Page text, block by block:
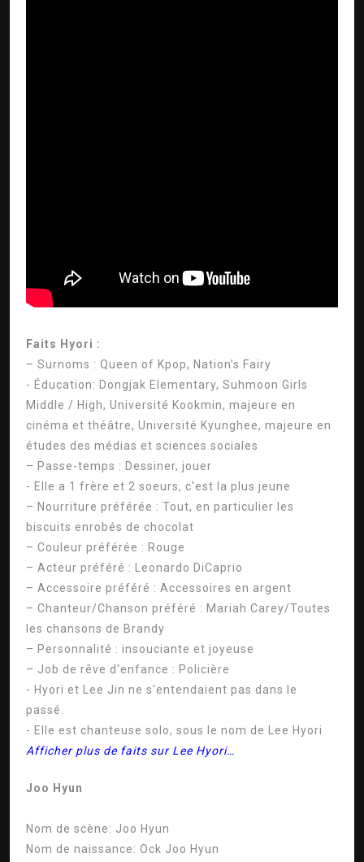
Faits Hyori :
– Surnoms : Queen of Kpop, Nation’s Fairy
- Éducation: Dongjak Elementary, Suhmoon Girls
Middle / High, Université Kookmin, majeure en
cinéma et théâtre, Université Kyunghee, majeure en
études des médias et sciences sociales
– Passe-temps : Dessiner, jouer
- Elle a 1 frère et 2 soeurs, c'est la plus jeune
– Nourriture préférée : Tout, en particulier les
biscuits enrobés de chocolat
– Couleur préférée : Rouge
– Acteur préféré : Leonardo DiCaprio
– Accessoire préféré : Accessoires en argent
– Chanteur/Chanson préféré : Mariah Carey/Toutes
les chansons de Brandy
– Personnalité : insouciante et joyeuse
– Job de rêve d'enfance : Policière
- Hyori et Lee Jin ne s'entendaient pas dans le
passé.
- Elle est chanteuse solo, sous le nom de Lee Hyori
Afficher plus de faits sur Lee Hyori…
Joo Hyun
Nom de scène: Joo Hyun
Nom de naissance: Ock Joo Hyun